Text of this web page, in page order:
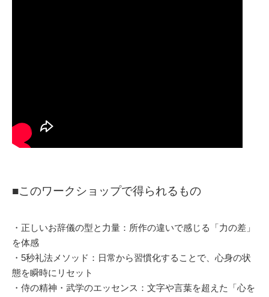
■このワークショップで得られるもの
・正しいお辞儀の型と力量：所作の違いで感じる「力の差」
を体感
・5秒礼法メソッド：日常から習慣化することで、心身の状
態を瞬時にリセット
・侍の精神・武学のエッセンス：文字や言葉を超えた「心を